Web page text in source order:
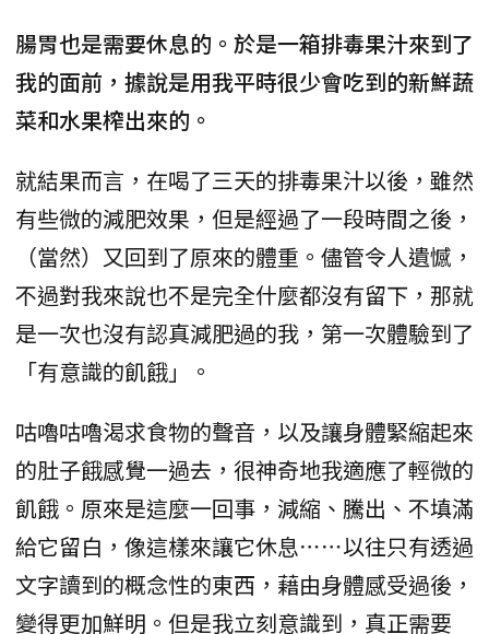
腸胃也是需要休息的。於是一箱排毒果汁來到了
我的面前，據說是用我平時很少會吃到的新鮮蔬
菜和水果榨出來的。
就結果而言，在喝了三天的排毒果汁以後，雖然
有些微的減肥效果，但是經過了一段時間之後，
（當然）又回到了原來的體重。儘管令人遺憾，
不過對我來說也不是完全什麼都沒有留下，那就
是一次也沒有認真減肥過的我，第一次體驗到了
「有意識的飢餓」。
咕嚕咕嚕渴求食物的聲音，以及讓身體緊縮起來
的肚子餓感覺一過去，很神奇地我適應了輕微的
飢餓。原來是這麼一回事，減縮、騰出、不填滿
給它留白，像這樣來讓它休息⋯⋯以往只有透過
文字讀到的概念性的東西，藉由身體感受過後，
變得更加鮮明。但是我立刻意識到，真正需要